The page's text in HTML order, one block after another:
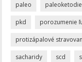
paleo
pkd porozumenie
protizápalové
sacharidy scd